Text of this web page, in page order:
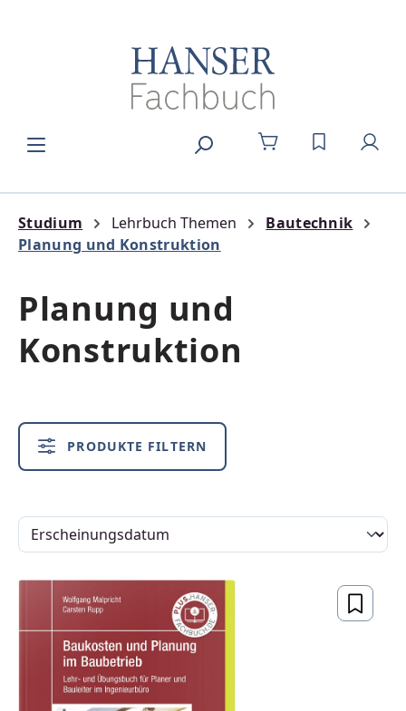
DU HAST 0
Studium Lehrbuch Themen
Bautechnik
Planung und Konstruktion
Planung und
Konstruktion
PRODUKTE FILTERN